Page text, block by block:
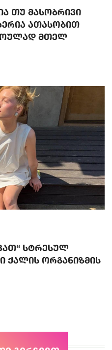
თუ მასობრივი
ათასობით
მთელ
სტრესულ
ქალის ორგანიზმის